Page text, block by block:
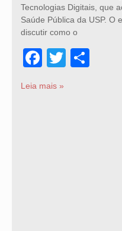
Tecnologias Digitais, que
Saúde Pública da USP. O
discutir como o
Facebook
Twitter
Leia mais »